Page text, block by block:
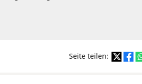
Seite teilen: